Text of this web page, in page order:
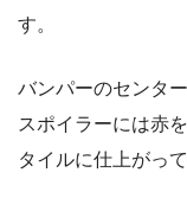
す。
バンパーのセンタ
スポイラーには赤
タイルに仕上がって